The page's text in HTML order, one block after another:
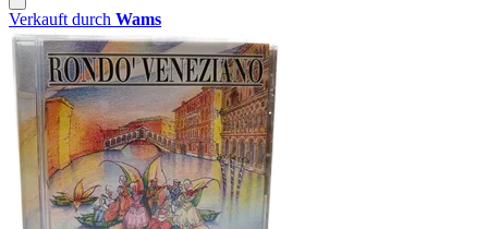
Verkauft durch Wams